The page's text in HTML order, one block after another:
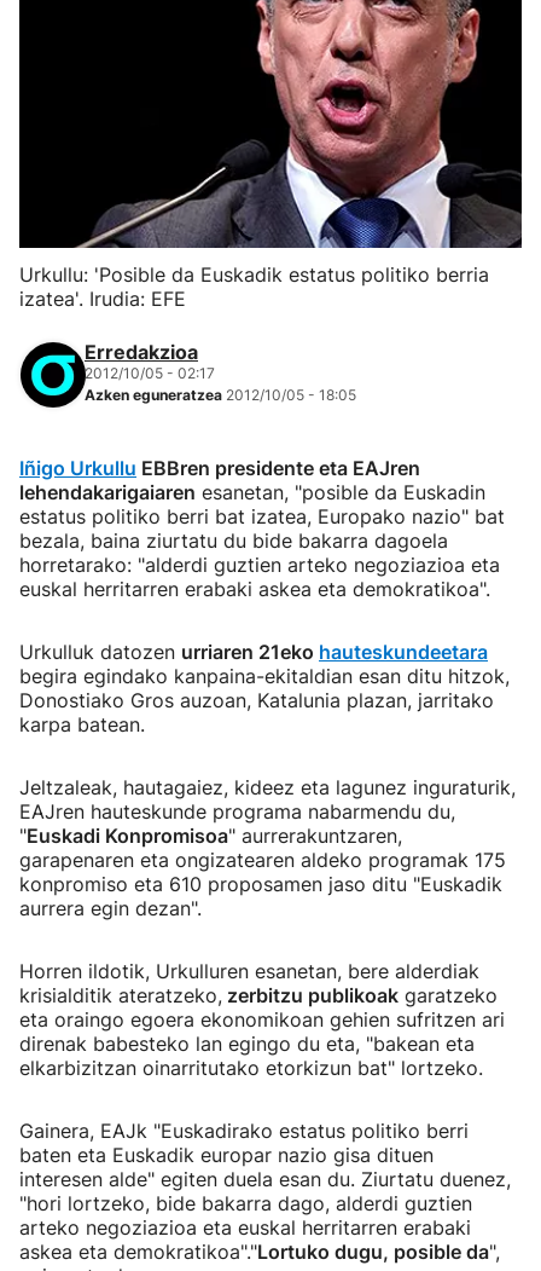
Urkullu: 'Posible da Euskadik estatus politiko berria
izatea'. Irudia: EFE
Erredakzioa
2012/10/05 - 02:17
Azken eguneratzea 2012/10/05 - 18:05
Iñigo Urkullu EBBren presidente eta EAJren
lehendakarigaiaren esanetan, "posible da Euskadin
estatus politiko berri bat izatea, Europako nazio" bat
bezala, baina ziurtatu du bide bakarra dagoela
horretarako: "alderdi guztien arteko negoziazioa eta
euskal herritarren erabaki askea eta demokratikoa".
Urkulluk datozen urriaren 21eko hauteskundeetara
begira egindako kanpaina-ekitaldian esan ditu hitzok,
Donostiako Gros auzoan, Katalunia plazan, jarritako
karpa batean.
Jeltzaleak, hautagaiez, kideez eta lagunez inguraturik,
EAJren hauteskunde programa nabarmendu du,
"Euskadi Konpromisoa" aurrerakuntzaren,
garapenaren eta ongizatearen aldeko programak 175
konpromiso eta 610 proposamen jaso ditu "Euskadik
aurrera egin dezan".
Horren ildotik, Urkulluren esanetan, bere alderdiak
krisialditik ateratzeko, zerbitzu publikoak garatzeko
eta oraingo egoera ekonomikoan gehien sufritzen ari
direnak babesteko lan egingo du eta, "bakean eta
elkarbizitzan oinarritutako etorkizun bat" lortzeko.
Gainera, EAJk "Euskadirako estatus politiko berri
baten eta Euskadik europar nazio gisa dituen
interesen alde" egiten duela esan du. Ziurtatu duenez,
"hori lortzeko, bide bakarra dago, alderdi guztien
arteko negoziazioa eta euskal herritarren erabaki
askea eta demokratikoa"."Lortuko dugu, posible da",